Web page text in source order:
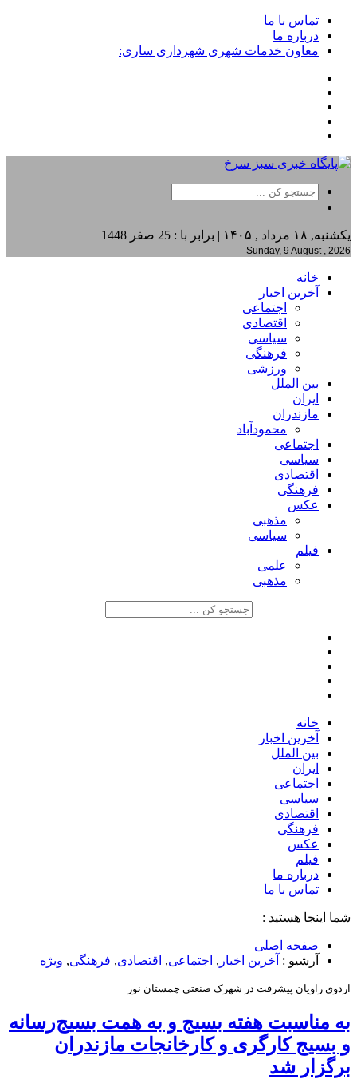
تماس با ما
درباره ما
معاون خدمات شهری شهرداری ساری:
یکشنبه, ۱۸ مرداد , ۱۴۰۵ | برابر با : 25 صفر 1448
Sunday, 9 August , 2026
خانه
آخرین اخبار
اجتماعی
اقتصادی
سیاسی
فرهنگی
ورزشی
بین الملل
ایران
مازندران
محمودآباد
اجتماعی
سیاسی
اقتصادی
فرهنگی
عکس
مذهبی
سیاسی
فیلم
علمی
مذهبی
خانه
آخرین اخبار
بین الملل
ایران
اجتماعی
سیاسی
اقتصادی
فرهنگی
عکس
فیلم
درباره ما
تماس با ما
شما اینجا هستید :
صفحه اصلی
آرشیو : آخرین اخبار , اجتماعی, اقتصادی, فرهنگی, ویژه
اردوی راویان پیشرفت در شهرک صنعتی چمستان نور
به مناسبت هفته بسیج و به همت بسیج‌رسانه
و بسیج کارگری و کارخانجات مازندران
برگزار شد